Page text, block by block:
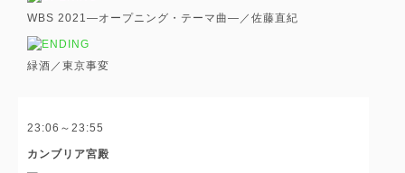
WBS 2021―オープニング・テーマ曲―／佐藤直紀
緑酒／東京事変
23:06～23:55
カンブリア宮殿